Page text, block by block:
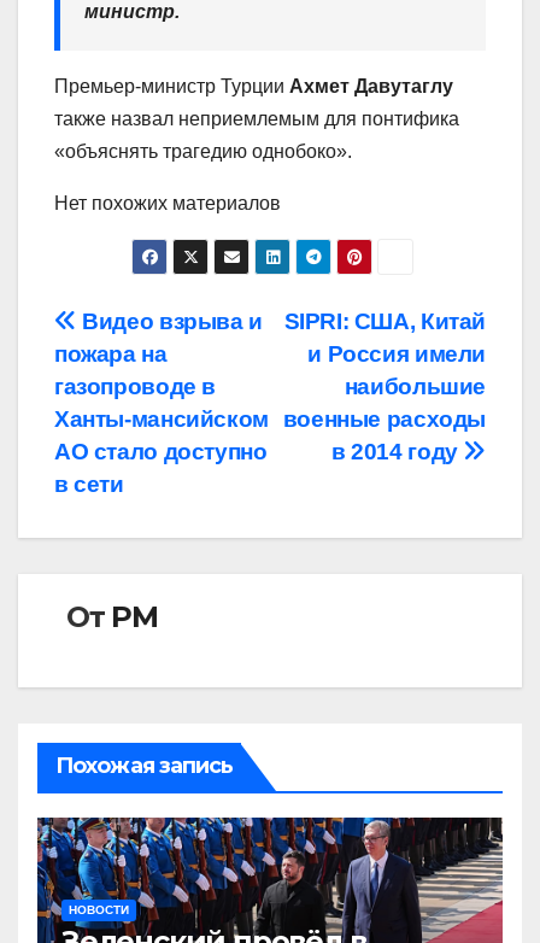
министр.
Премьер-министр Турции Ахмет Давутаглу
также назвал неприемлемым для понтифика
«объяснять трагедию однобоко».
Нет похожих материалов
Навигация
по
записям
SIPRI: США, Китай
и Россия имели
наибольшие
военные расходы
в 2014 году
Видео взрыва и
пожара на
газопроводе в
Ханты-мансийском
АО стало доступно
в сети
От РМ
Похожая запись
НОВОСТИ